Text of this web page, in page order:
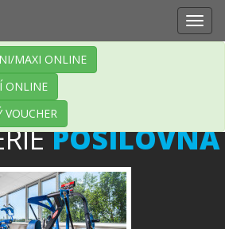
POSILOVNA
MAXI ONLINE
ONLINE
VOUCHER